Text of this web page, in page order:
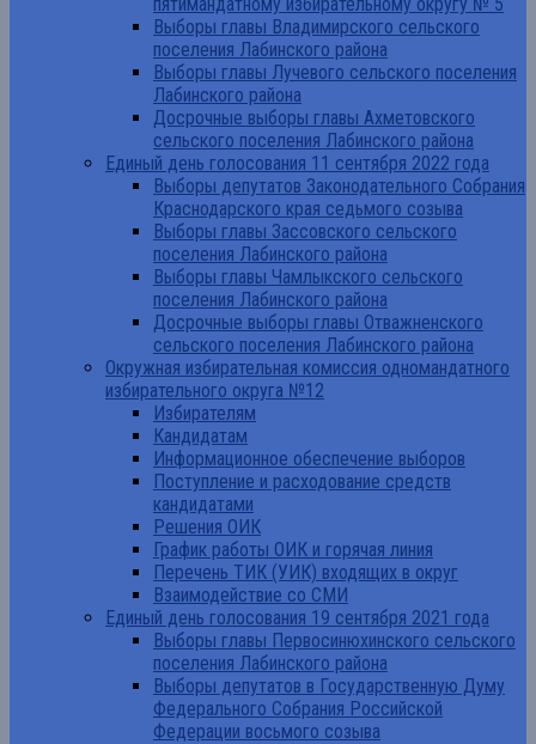
Выборы главы Владимирского сельского
поселения Лабинского района
Выборы главы Лучевого сельского поселения
Лабинского района
Досрочные выборы главы Ахметовского
сельского поселения Лабинского района
Единый день голосования 11 сентября 2022 года
Выборы депутатов Законодательного Собрания
Краснодарского края седьмого созыва
Выборы главы Зассовского сельского
поселения Лабинского района
Выборы главы Чамлыкского сельского
поселения Лабинского района
Досрочные выборы главы Отважненского
сельского поселения Лабинского района
Окружная избирательная комиссия одномандатного
избирательного округа №12
Избирателям
Кандидатам
Информационное обеспечение выборов
Поступление и расходование средств
кандидатами
Решения ОИК
График работы ОИК и горячая линия
Перечень ТИК (УИК) входящих в округ
Взаимодействие со СМИ
Единый день голосования 19 сентября 2021 года
Выборы главы Первосинюхинского сельского
поселения Лабинского района
Выборы депутатов в Государственную Думу
Федерального Собрания Российской
Федерации восьмого созыва